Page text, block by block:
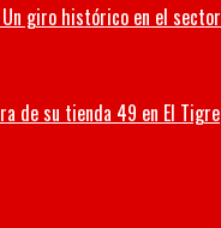
Un giro histórico en el
de su tienda 49 en El Tigre